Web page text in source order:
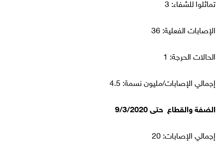
تماثلوا للشفاء: 3
الإصابات الفعلية: 36
الحالات الحرجة: 1
إجمالي الإصابات/مليون نسمة: 4.5
الضفة والقطاع حتى 9/3/2020
إجمالي الإصابات: 20